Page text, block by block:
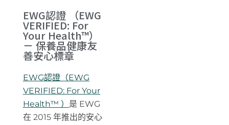
EWG認證 （EWG
VERIFIED: For
Your Health™）
－ 保養品健康友
善安心標章
EWG認證（EWG
VERIFIED: For Your
Health™ ） 是 EWG
在 2015 年推出的安心